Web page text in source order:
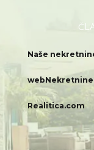
Naše
Realitica.com